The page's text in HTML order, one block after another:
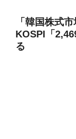
「韓国株式
KOSPI「
る